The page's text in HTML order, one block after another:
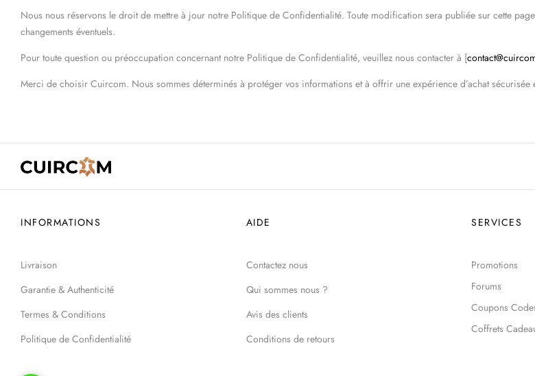
Nous nous réservons le droit de mettre à jour notre Politique de Confidentialité. Toute modification sera publiée sur cette
changements éventuels.
Pour toute question ou préoccupation concernant notre Politique de Confidentialité, veuillez nous contacter à [
Merci de choisir Cuircom. Nous sommes déterminés à protéger vos informations et à offrir une expérience d’achat sécurisée
INFORMATIONS
Livraison
Garantie & Authenticité
Termes & Conditions
Politique de Confidentialité
AIDE
Contactez nous
Qui sommes nous ?
Avis des clients
Conditions de retours
SERVICES
Promotions
Forums
Coupons
Coffrets